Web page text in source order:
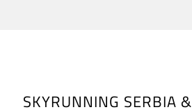
SKYRUNNING SERBIA &